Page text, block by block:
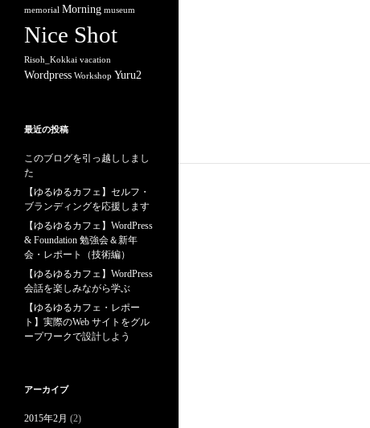
memorial Morning museum
Nice Shot
Risoh_Kokkai vacation
Wordpress Workshop Yuru2
最近の投稿
このブログを引っ越ししまし
た
【ゆるゆるカフェ】セルフ・
ブランディングを応援します
【ゆるゆるカフェ】WordPress
& Foundation 勉強会＆新年
会・レポート（技術編）
【ゆるゆるカフェ】WordPress
会話を楽しみながら学ぶ
【ゆるゆるカフェ・レポー
ト】実際のWeb サイトをグル
ープワークで設計しよう
アーカイブ
2015年2月 (2)